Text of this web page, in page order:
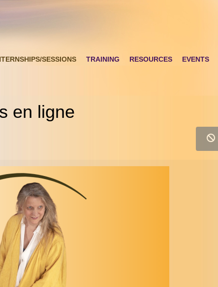
SESSIONS TRAINING RESOURCES EVENTS
en ligne